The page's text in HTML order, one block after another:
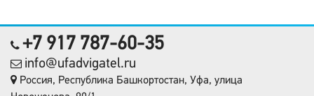
+7 917 787-60-35
info@ufadvigatel.ru
Россия, Республика Башкортостан, Уфа, улица